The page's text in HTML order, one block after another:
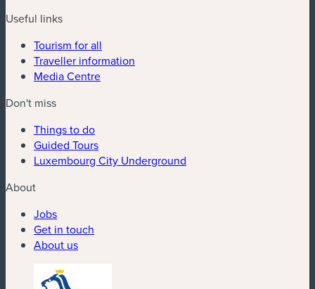
Useful links
Tourism for all
Traveller information
Media Centre
Don't miss
Things to do
Guided Tours
Luxembourg City Underground
About
Jobs
Get in touch
About us